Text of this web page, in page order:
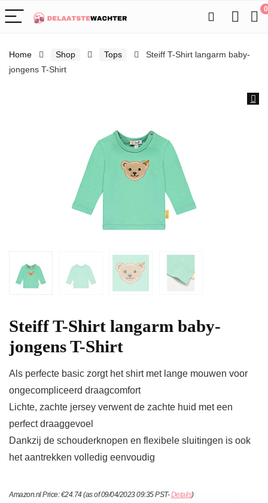
0
Home Shop Tops
Steiff T-Shirt langarm baby-
jongens T-Shirt
Steiff T-Shirt langarm baby-
jongens T-Shirt
Als perfecte basic zorgt het shirt met lange mouwen voor
ongecompliceerd draagcomfort
Lichte, zachte jersey verwent de zachte huid met een
perfect draaggevoel
Dankzij de schouderknopen en flexibele sluitingen is ook
het aantrekken volledig eenvoudig
Amazon.nl Price:€24.74(as of 09/04/2023 09:35 PST-Details)